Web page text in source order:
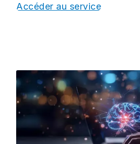
Accéder au service